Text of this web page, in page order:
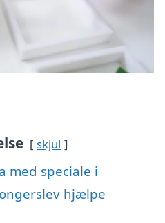
skjul
med speciale i
hjælpe